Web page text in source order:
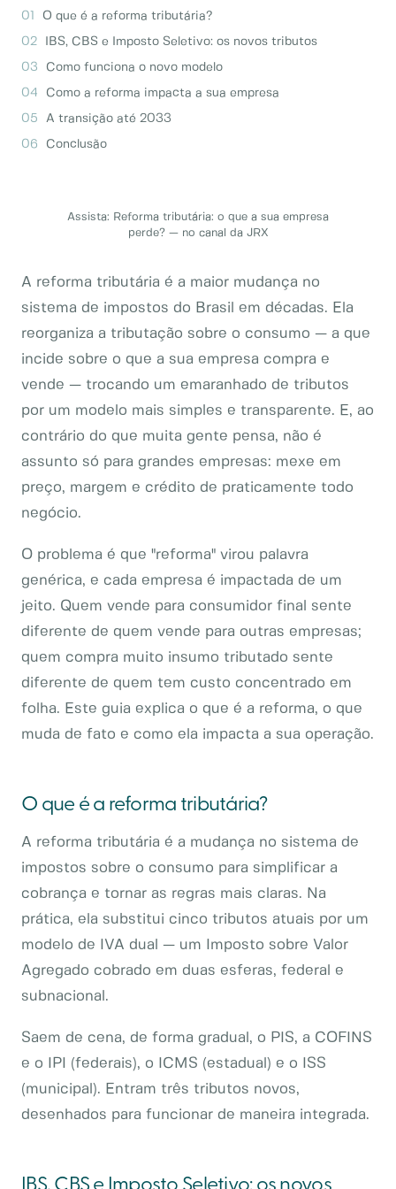
O que é a reforma tributária?
IBS, CBS e Imposto Seletivo: os novos tributos
Como funciona o novo modelo
Como a reforma impacta a sua empresa
A transição até 2033
Conclusão
Assista: Reforma tributária: o que a sua empresa
perde?— no canal da JRX
A reforma tributária é a maior mudança no
sistema de impostos do Brasil em décadas. Ela
reorganiza a tributação sobre o consumo — a que
incide sobre o que a sua empresa compra e
vende — trocando um emaranhado de tributos
por um modelo mais simples e transparente. E, ao
contrário do que muita gente pensa, não é
assunto só para grandes empresas: mexe em
preço, margem e crédito de praticamente todo
negócio.
O problema é que "reforma" virou palavra
genérica, e cada empresa é impactada de um
jeito. Quem vende para consumidor final sente
diferente de quem vende para outras empresas;
quem compra muito insumo tributado sente
diferente de quem tem custo concentrado em
folha. Este guia explica o que é a reforma, o que
muda de fato e como ela impacta a sua operação.
O que é a reforma tributária?
A reforma tributária é a mudança no sistema de
impostos sobre o consumo para simplificar a
cobrança e tornar as regras mais claras. Na
prática, ela substitui cinco tributos atuais por um
modelo de IVA dual — um Imposto sobre Valor
Agregado cobrado em duas esferas, federal e
subnacional.
Saem de cena, de forma gradual, o PIS, a COFINS
e o IPI (federais), o ICMS (estadual) e o ISS
(municipal). Entram três tributos novos,
desenhados para funcionar de maneira integrada.
IBS, CBS e Imposto Seletivo: os novos